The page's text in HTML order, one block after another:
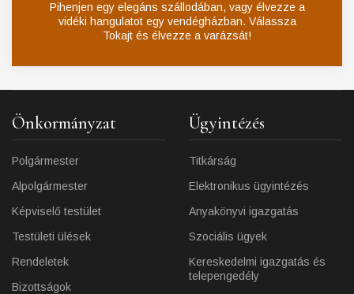
Pihenjen egy elegáns szállodában, vagy élvezze a
vidéki hangulatot egy vendégházban. Válassza
Tokajt és élvezze a varázsát!
Önkormányzat
Polgármester
Alpolgármester
Képviselő testület
Testületi ülések
Rendeletek
Bizottságok
Ügyintézés
Titkárság
Elektronikus ügyintézés
Anyakönyvi igazgatás
Szociális ügyek
Kereskedelmi igazgatás és
telepengedély